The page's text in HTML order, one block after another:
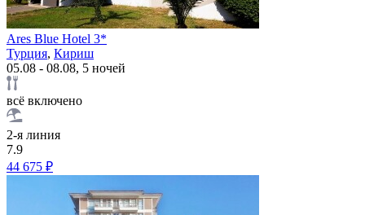
Ares Blue Hotel 3*
Турция, Кириш
05.08 - 08.08, 5 ночей
всё включено
2-я линия
7.9
44 675 ₽